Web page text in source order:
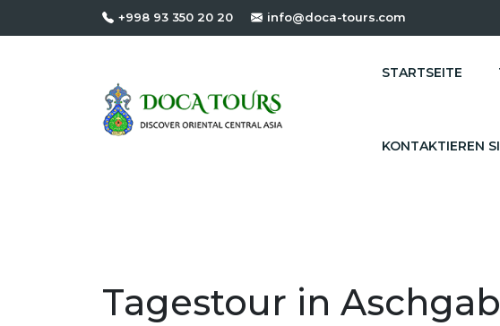
+998 93 350 20 20 info@doca-tours.com
STARTSEITE
KONTAKTIEREN
Tagestour in